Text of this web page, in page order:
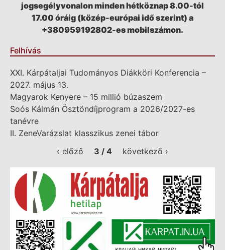
jogsegélyvonalon minden hétköznap 8.00-tól
17.00 óráig (közép-európai idő szerint) a
+380959192802-es mobilszámon.
Felhívás
XXI. Kárpátaljai Tudományos Diákköri Konferencia –
2027. május 13.
Magyarok Kenyere – 15 millió búzaszem
Soós Kálmán Ösztöndíjprogram a 2026/2027-es
tanévre
II. ZeneVarázslat klasszikus zenei tábor
‹ előző
3 / 4 következő ›